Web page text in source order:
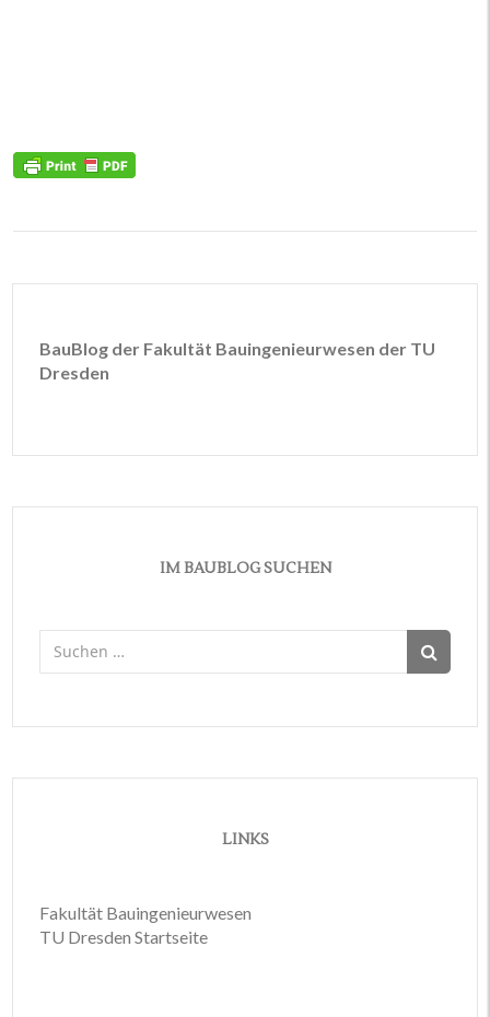
BauBlog der Fakultät Bauingenieurwesen der TU
Dresden
IM BAUBLOG SUCHEN
Suchen
nach:
LINKS
Fakultät Bauingenieurwesen
TU Dresden Startseite